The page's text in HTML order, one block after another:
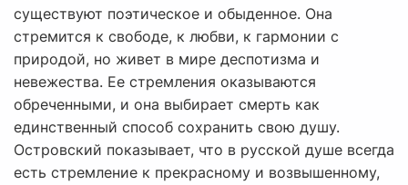
существуют поэтическое и обыденное. Она
стремится к свободе, к любви, к гармонии с
природой, но живет в мире деспотизма и
невежества. Ее стремления оказываются
обреченными, и она выбирает смерть как
единственный способ сохранить свою душу.
Островский показывает, что в русской душе всегда
есть стремление к прекрасному и возвышенному,